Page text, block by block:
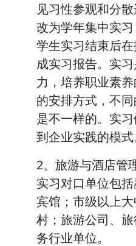
见习性参观和分
改为学年集中实
学生实习结束后
成实习报告。实
力，培养职业素
的安排方式，不
是不一样的。实
到企业实践的模式
2、旅游与酒店管
实习对口单位包括
宾馆；市级以上
村；旅游公司、
务行业单位。